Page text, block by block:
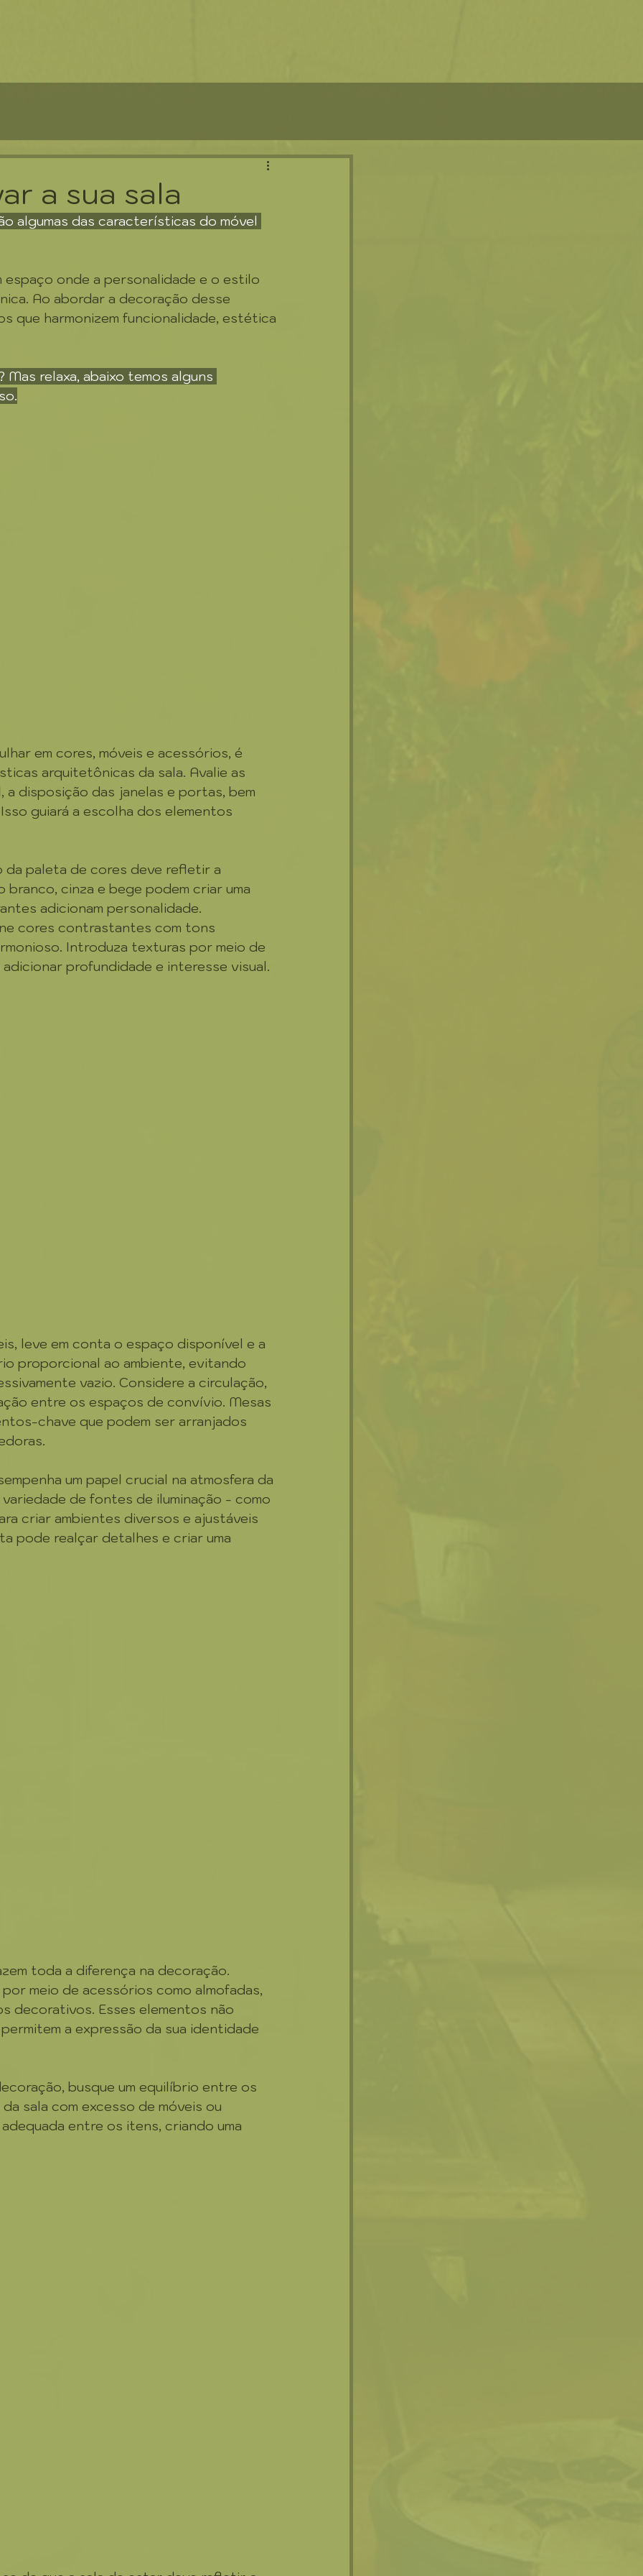
a sua sala
algumas das características do móvel
espaço onde a personalidade e o estilo
Ao abordar a decoração desse
que harmonizem funcionalidade, estética
relaxa, abaixo temos alguns
em cores, móveis e acessórios, é
arquitetônicas da sala. Avalie as
disposição das janelas e portas, bem
guiará a escolha dos elementos
da paleta de cores deve refletir a
cinza e bege podem criar uma
adicionam personalidade.
cores contrastantes com tons
Introduza texturas por meio de
profundidade e interesse visual.
leve em conta o espaço disponível e a
proporcional ao ambiente, evitando
vazio. Considere a circulação,
entre os espaços de convívio. Mesas
chave que podem ser arranjados
um papel crucial na atmosfera da
de fontes de iluminação - como
criar ambientes diversos e ajustáveis
pode realçar detalhes e criar uma
toda a diferença na decoração.
meio de acessórios como almofadas,
decorativos. Esses elementos não
a expressão da sua identidade
busque um equilíbrio entre os
sala com excesso de móveis ou
entre os itens, criando uma